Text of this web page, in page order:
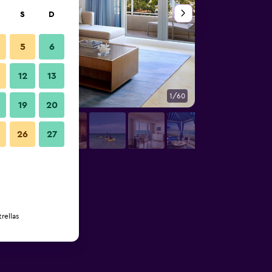
1/60
S D
5 6
12 13
19 20
26 27